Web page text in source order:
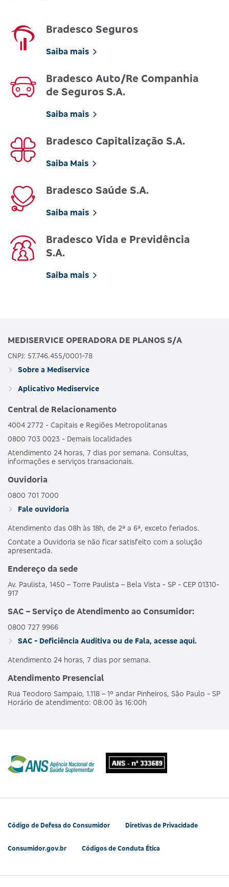
Bradesco Seguros
Saiba mais
Bradesco Auto/Re Companhia
de Seguros S.A.
Saiba mais
Bradesco Capitalização S.A.
Saiba Mais
Bradesco Saúde S.A.
Saiba mais
Bradesco Vida e Previdência
S.A.
Saiba mais
MEDISERVICE OPERADORA DE PLANOS S/A
CNPJ: 57.746.455/0001-78
Sobre a Mediservice
Aplicativo Mediservice
Central de Relacionamento
4004 2772 - Capitais e Regiões Metropolitanas
0800 703 0023 - Demais localidades
Atendimento 24 horas, 7 dias por semana. Consultas,
informações e serviços transacionais.
Ouvidoria
0800 701 7000
Fale ouvidoria
Atendimento das 08h às 18h, de 2ª a 6ª, exceto feriados.
Contate a Ouvidoria se não ficar satisfeito com a solução
apresentada.
Endereço da sede
Av. Paulista, 1450 – Torre Paulista – Bela Vista - SP - CEP 01310-
917
SAC – Serviço de Atendimento ao Consumidor:
0800 727 9966
SAC - Deficiência Auditiva ou de Fala, acesse aqui.
Atendimento 24 horas, 7 dias por semana.
Atendimento Presencial
Rua Teodoro Sampaio, 1.118 – 1º andar Pinheiros, São Paulo - SP
Horário de atendimento: 08:00 às 16:00h
Código de Defesa do Consumidor Diretivas de Privacidade
Consumidor.gov.br Códigos de Conduta Ética